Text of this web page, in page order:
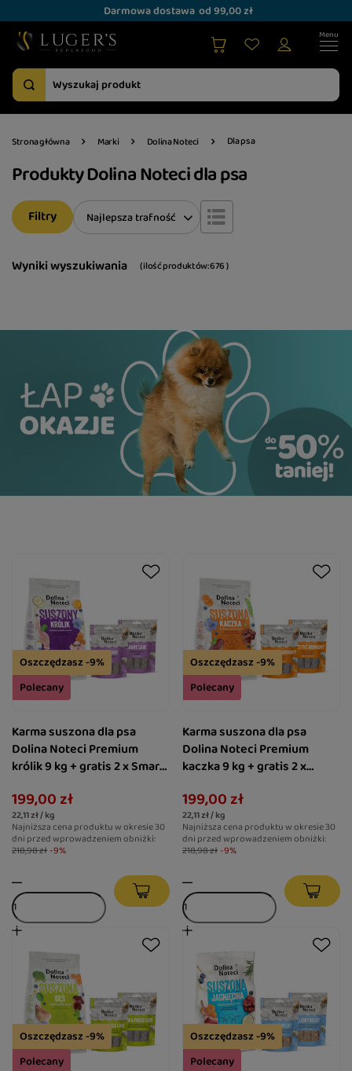
Darmowa dostawa od 99,00 zł
Strona główna Marki Dolina Noteci Dla psa
Produkty Dolina Noteci dla psa
Wyniki wyszukiwania ( ilość produktów:676)
Zmień sortowanie
Najlepsza trafność
Filtry
Oszczędzasz -9%
Polecany
Karma suszona dla psa
Dolina Noteci Premium
królik 9 kg + gratis 2 x Smart
wspomagające stawy
199,00 zł
22,11 zł / kg
Najniższa cena produktu w okresie 30
dni przed wprowadzeniem obniżki:
218,98 zł -9%
Oszczędzasz -9%
Polecany
Karma suszona dla psa
Dolina Noteci Premium
kaczka 9 kg + gratis 2 x
Harmony wspierające
trawienie
199,00 zł
22,11 zł / kg
Najniższa cena produktu w okresie 30
dni przed wprowadzeniem obniżki:
218,98 zł -9%
Oszczędzasz -9%
Polecany
Oszczędzasz -9%
Polecany